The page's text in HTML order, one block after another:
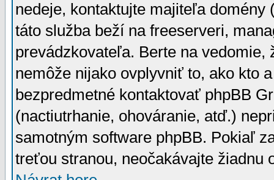
nedeje, kontaktujte majiteľa
táto služba beží na freeserveri,
prevádzkovateľa. Berte na vedomie,
nemôže nijako ovplyvniť to, ako kto
bezpredmetné kontaktovať phpBB
(nactiutrhanie, ohováranie, atď.)
samotným software phpBB. Pokiaľ
treťou stranou, neočakávajte žiadnu